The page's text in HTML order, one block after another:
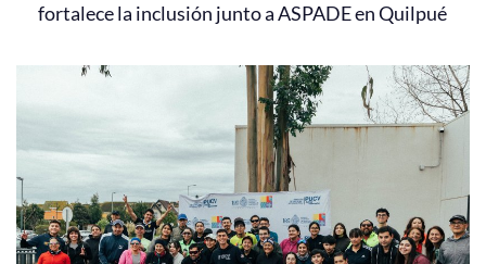
fortalece la inclusión junto a ASPADE en Quilpué